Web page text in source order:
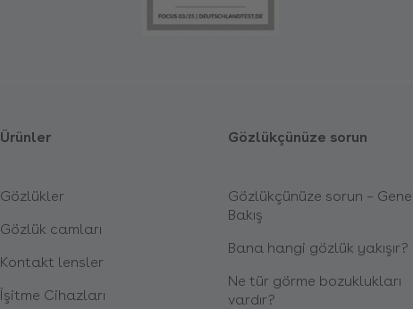
Ürünler
Gözlükler
Gözlük camları
Kontakt lensler
İşitme Cihazları
Gözlükçünüze sorun
Gözlükçünüze sorun –
Bakış
Bana hangi gözlük yakışır?
Ne tür görme bozuklukları
vardır?